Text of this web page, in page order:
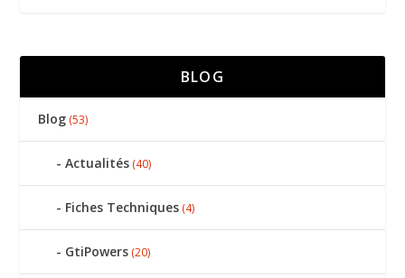
BLOG
Blog (53)
Actualités (40)
Fiches Techniques (4)
GtiPowers (20)